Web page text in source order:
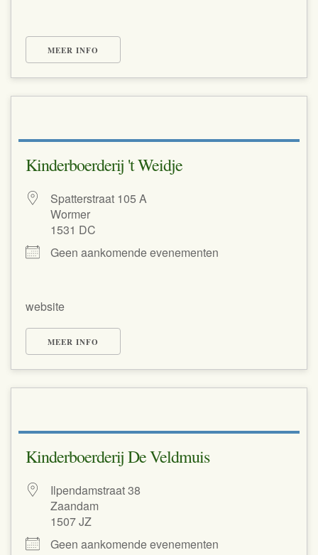
MEER INFO
Kinderboerderij 't Weidje
Spatterstraat 105 A
Wormer
1531 DC
Geen aankomende evenementen
website
MEER INFO
Kinderboerderij De Veldmuis
Ilpendamstraat 38
Zaandam
1507 JZ
Geen aankomende evenementen